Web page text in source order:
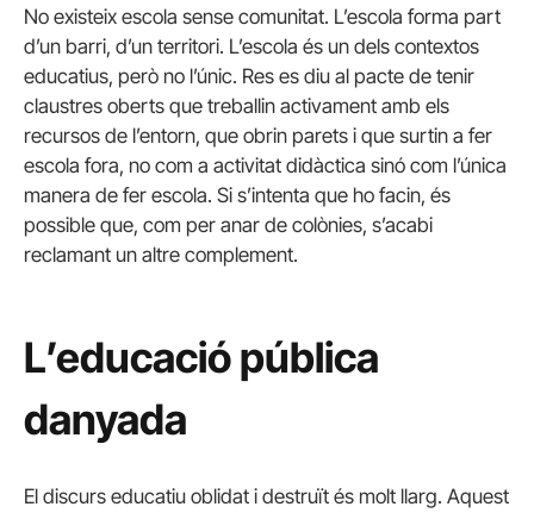
No existeix escola sense comunitat. L’escola forma part
d’un barri, d’un territori. L’escola és un dels contextos
educatius, però no l’únic. Res es diu al pacte de tenir
claustres oberts que treballin activament amb els
recursos de l’entorn, que obrin parets i que surtin a fer
escola fora, no com a activitat didàctica sinó com l’única
manera de fer escola. Si s’intenta que ho facin, és
possible que, com per anar de colònies, s’acabi
reclamant un altre complement.
L’educació pública
danyada
El discurs educatiu oblidat i destruït és molt llarg. Aquest